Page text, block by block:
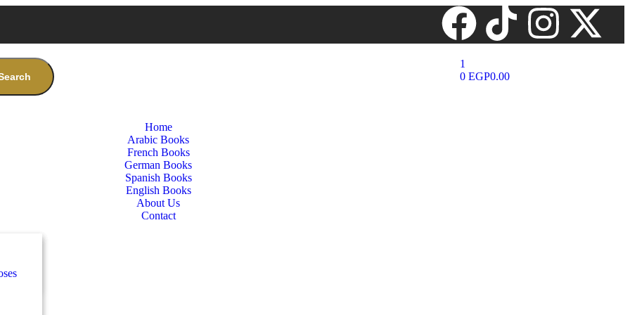
1
0 EGP0.00
Home
Arabic Books
French Books
German Books
Spanish Books
English Books
About Us
Contact